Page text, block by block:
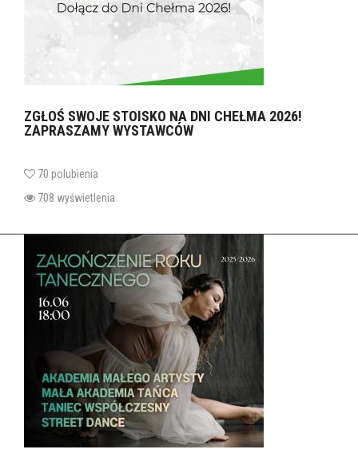
ZGŁOŚ SWOJE STOISKO NA DNI CHEŁMA 2026!
ZAPRASZAMY WYSTAWCÓW
70 polubienia
708 wyświetlenia